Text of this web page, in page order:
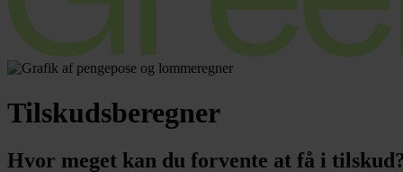
Tilskudsberegner
Hvor meget kan du forvente at få i